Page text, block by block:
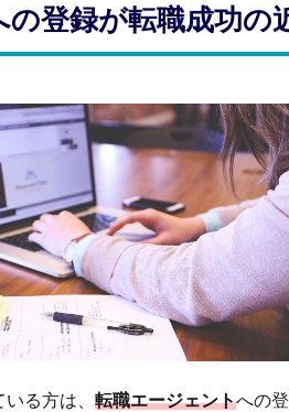
の登録が転職成功の
る方は、 転職エージェントへの